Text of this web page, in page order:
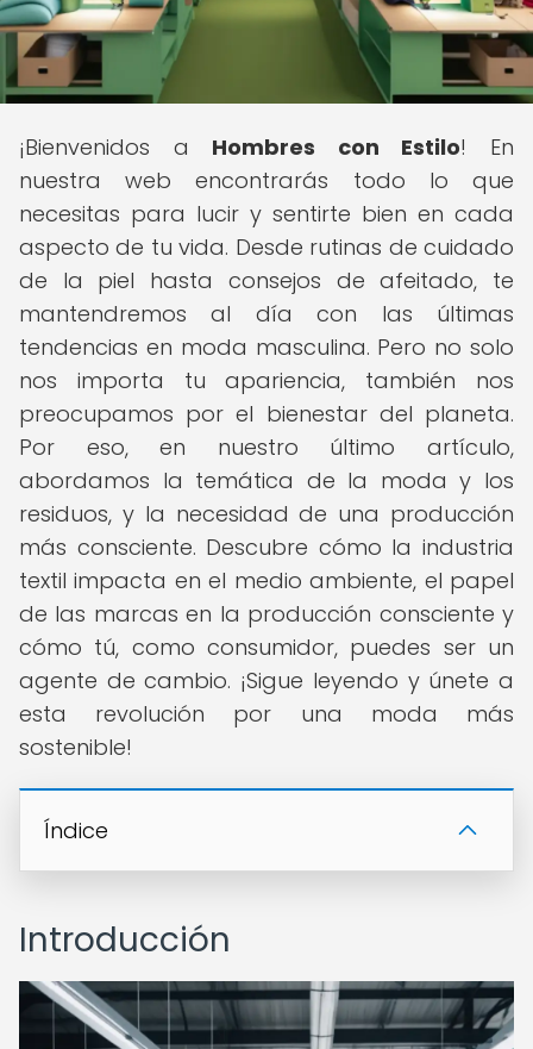
¡Bienvenidos a Hombres con Estilo! En
nuestra web encontrarás todo lo que
necesitas para lucir y sentirte bien en cada
aspecto de tu vida. Desde rutinas de cuidado
de la piel hasta consejos de afeitado, te
mantendremos al día con las últimas
tendencias en moda masculina. Pero no solo
nos importa tu apariencia, también nos
preocupamos por el bienestar del planeta.
Por eso, en nuestro último artículo,
abordamos la temática de la moda y los
residuos, y la necesidad de una producción
más consciente. Descubre cómo la industria
textil impacta en el medio ambiente, el papel
de las marcas en la producción consciente y
cómo tú, como consumidor, puedes ser un
agente de cambio. ¡Sigue leyendo y únete a
esta revolución por una moda más
sostenible!
Índice
Introducción